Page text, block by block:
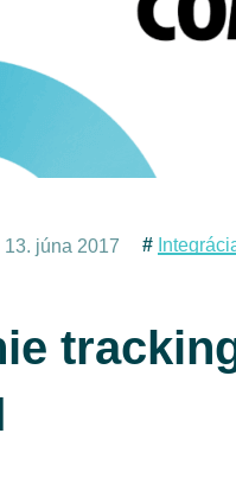
13. júna 2017